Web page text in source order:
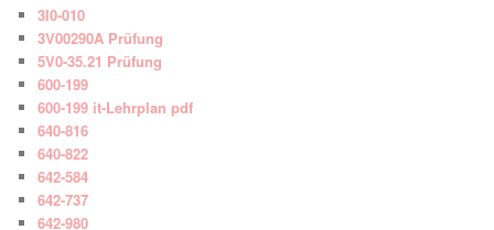
3I0-010
3V00290A Prüfung
5V0-35.21 Prüfung
600-199
600-199 it-Lehrplan pdf
640-816
640-822
642-584
642-737
642-980